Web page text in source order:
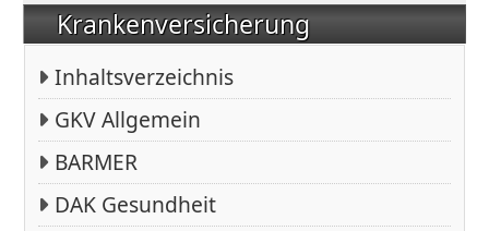
Krankenversicherung
Inhaltsverzeichnis
GKV Allgemein
BARMER
DAK Gesundheit